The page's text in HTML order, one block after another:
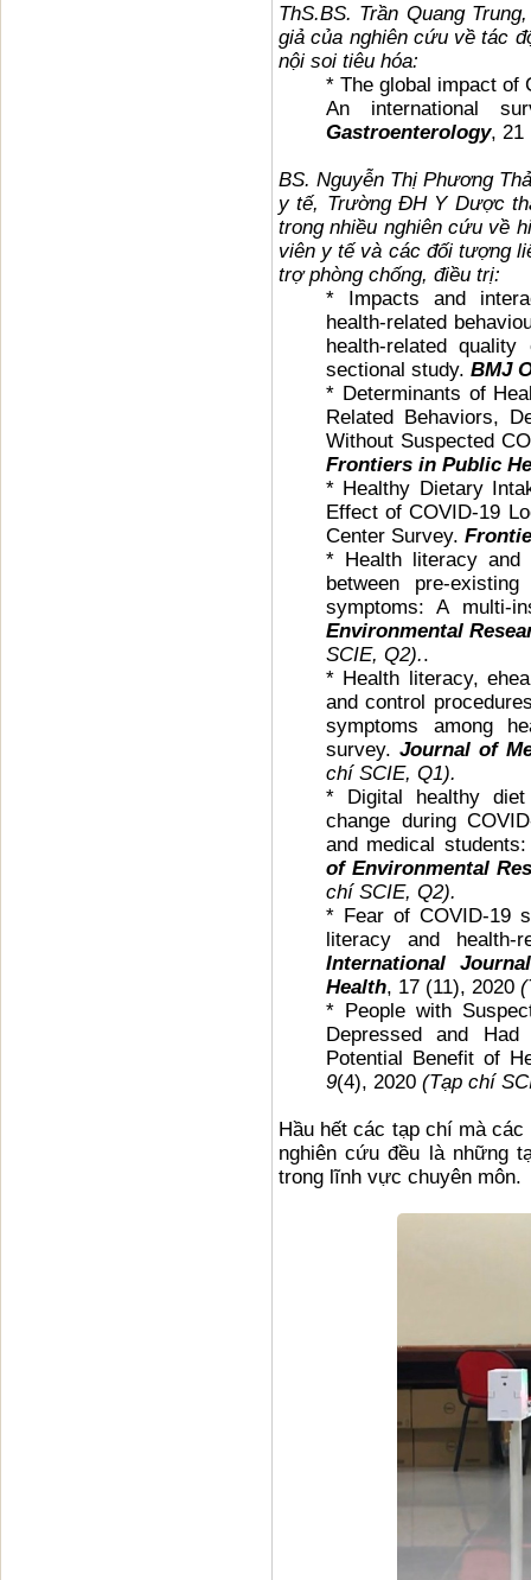
ThS.BS. Trần Quang
giả của nghiên cứu về tác
nội soi tiêu hóa:
* The global impact of
An international
Gastroenterology, 21
BS. Nguyễn Thị Phương
y tế, Trường ĐH Y Dược
trong nhiều nghiên cứu về
viên y tế và các đối tượng
trợ phòng chống, điều trị:
* Impacts and
health-related
health-related
sectional study. BMJ
* Determinants of
Related Behaviors,
Without Suspected
Frontiers in Public
* Healthy Dietary
Effect of COVID-19
Center Survey.
* Health literacy and
between pre-
symptoms: A multi-
Environmental
SCIE, Q2)..
* Health literacy,
and control
symptoms among
survey.Journal of
chí SCIE, Q1).
* Digital healthy diet
change during
and medical
of Environmental
chí SCIE, Q2).
* Fear of COVID-19
literacy and health-
International
Health, 17 (11), 2020
* People with
Depressed and
Potential Benefit of
9(4), 2020 (Tạp chí
Hầu hết các tạp chí mà
nghiên cứu đều là những
trong lĩnh vực chuyên môn.